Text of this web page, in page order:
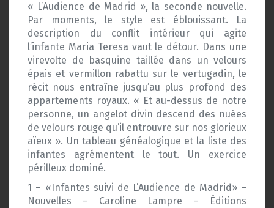
« L’Audience de Madrid », la seconde nouvelle.
Par moments, le style est éblouissant. La
description du conflit intérieur qui agite
l’infante Maria Teresa vaut le détour. Dans une
virevolte de basquine taillée dans un velours
épais et vermillon rabattu sur le vertugadin, le
récit nous entraîne jusqu’au plus profond des
appartements royaux. « Et au-dessus de notre
personne, un angelot divin descend des nuées
de velours rouge qu’il entrouvre sur nos glorieux
aïeux ». Un tableau généalogique et la liste des
infantes agrémentent le tout. Un exercice
périlleux dominé.
1 – «Infantes suivi de L’Audience de Madrid» –
Nouvelles – Caroline Lampre – Éditions